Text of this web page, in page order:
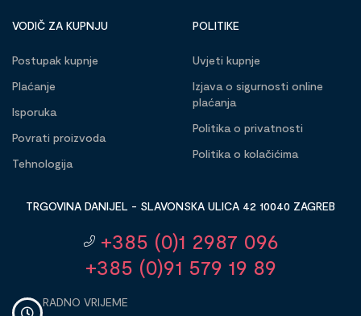
VODIČ ZA KUPNJU
Postupak kupnje
Plaćanje
Isporuka
Povrati proizvoda
Tehnologija
POLITIKE
Uvjeti kupnje
Izjava o sigurnosti online
plaćanja
Politika o privatnosti
Politika o kolačićima
TRGOVINA DANIJEL - SLAVONSKA ULICA 42 10040 ZAGREB
+385 (0)1 2987 096
+385 (0)91 579 19 89
RADNO VRIJEME